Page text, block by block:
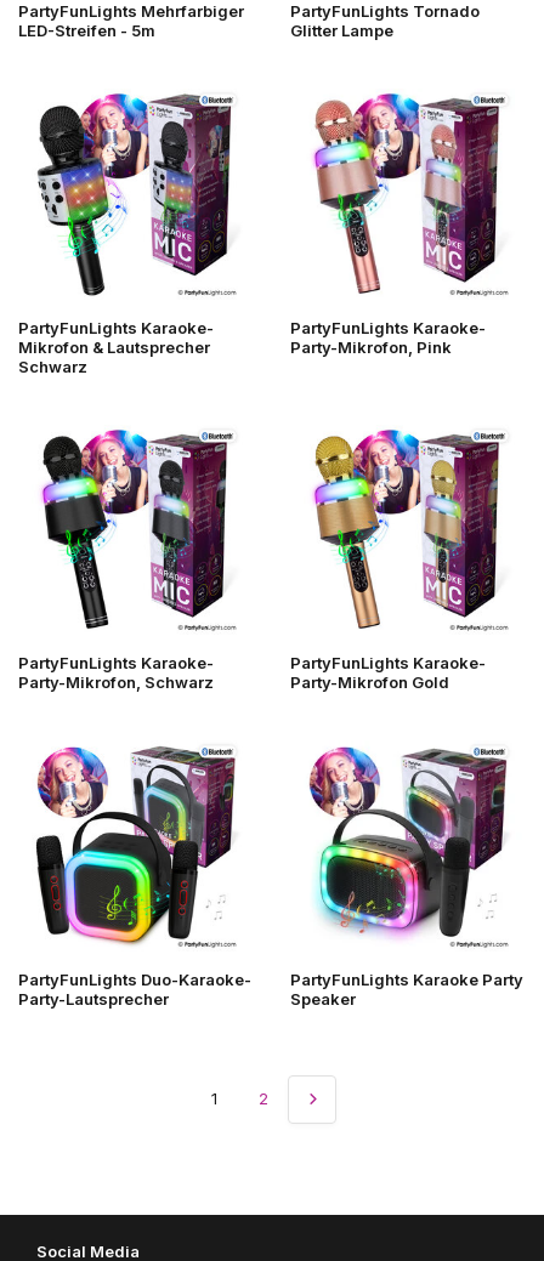
PartyFunLights Mehrfarbiger
LED-Streifen - 5m
PartyFunLights Tornado
Glitter Lampe
PartyFunLights Karaoke-
Mikrofon & Lautsprecher
Schwarz
PartyFunLights Karaoke-
Party-Mikrofon, Pink
PartyFunLights Karaoke-
Party-Mikrofon, Schwarz
PartyFunLights Karaoke-
Party-Mikrofon Gold
PartyFunLights Duo-Karaoke-
Party-Lautsprecher
PartyFunLights Karaoke Party
Speaker
1 2
Social Media